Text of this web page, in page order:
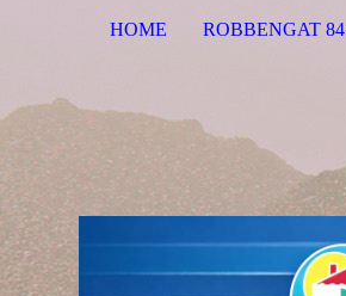
HOME ROBBENGAT 84